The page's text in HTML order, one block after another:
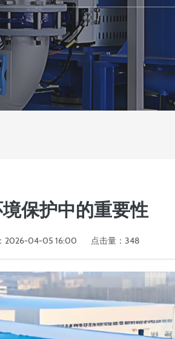
保护中的重要性
2026-04-05 16:00 点击量：348